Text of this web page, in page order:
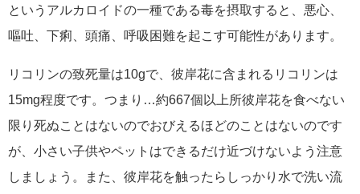
というアルカロイドの一種である毒を摂取すると、悪心、
嘔吐、下痢、頭痛、呼吸困難を起こす可能性があります。
リコリンの致死量は10gで、彼岸花に含まれるリコリンは
15mg程度です。つまり…約667個以上所彼岸花を食べない
限り死ぬことはないのでおびえるほどのことはないのです
が、小さい子供やペットはできるだけ近づけないよう注意
しましょう。また、彼岸花を触ったらしっかり水で洗い流